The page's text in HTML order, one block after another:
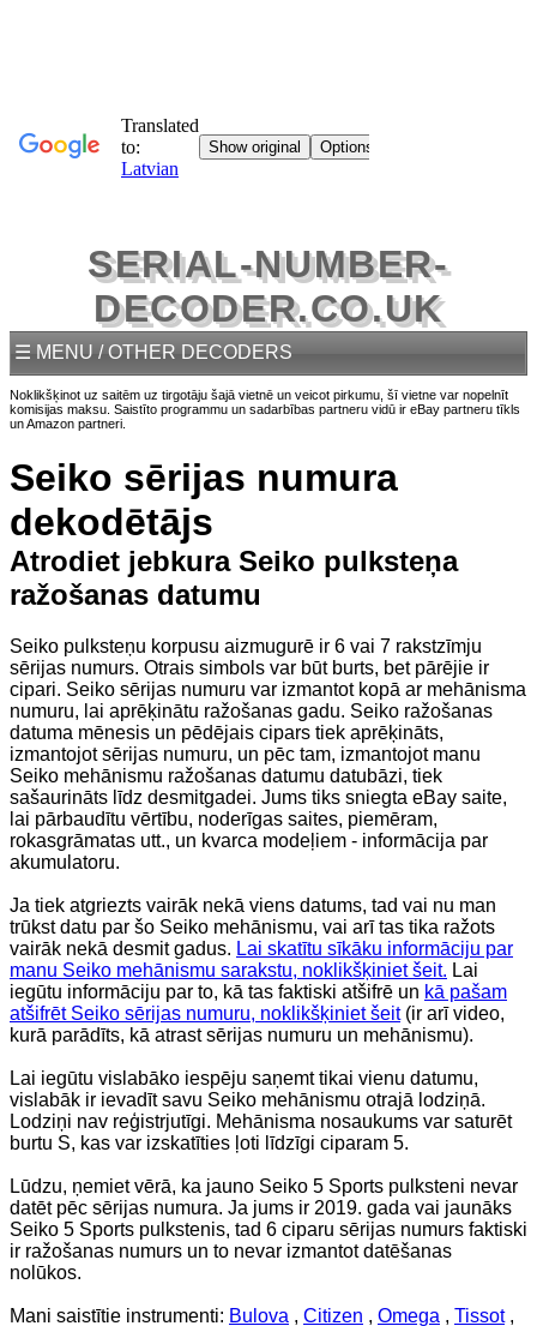
SERIAL-NUMBER-
DECODER.CO.UK
☰ MENU / OTHER DECODERS
Noklikšķinot uz saitēm uz tirgotāju šajā vietnē un veicot pirkumu, šī vietne var nopelnīt
komisijas maksu. Saistīto programmu un sadarbības partneru vidū ir eBay partneru tīkls
un Amazon partneri.
Seiko sērijas numura
dekodētājs
Atrodiet jebkura Seiko pulksteņa
ražošanas datumu
Seiko pulksteņu korpusu aizmugurē ir 6 vai 7 rakstzīmju
sērijas numurs. Otrais simbols var būt burts, bet pārējie ir
cipari. Seiko sērijas numuru var izmantot kopā ar mehānisma
numuru, lai aprēķinātu ražošanas gadu. Seiko ražošanas
datuma mēnesis un pēdējais cipars tiek aprēķināts,
izmantojot sērijas numuru, un pēc tam, izmantojot manu
Seiko mehānismu ražošanas datumu datubāzi, tiek
sašaurināts līdz desmitgadei. Jums tiks sniegta eBay saite,
lai pārbaudītu vērtību, noderīgas saites, piemēram,
rokasgrāmatas utt., un kvarca modeļiem - informācija par
akumulatoru.
Ja tiek atgriezts vairāk nekā viens datums, tad vai nu man
trūkst datu par šo Seiko mehānismu, vai arī tas tika ražots
vairāk nekā desmit gadus. Lai skatītu sīkāku informāciju par
manu Seiko mehānismu sarakstu, noklikšķiniet šeit. Lai
iegūtu informāciju par to, kā tas faktiski atšifrē un kā pašam
atšifrēt Seiko sērijas numuru, noklikšķiniet šeit(ir arī video,
kurā parādīts, kā atrast sērijas numuru un mehānismu).
Lai iegūtu vislabāko iespēju saņemt tikai vienu datumu,
vislabāk ir ievadīt savu Seiko mehānismu otrajā lodziņā.
Lodziņi nav reģistrjutīgi. Mehānisma nosaukums var saturēt
burtu S, kas var izskatīties ļoti līdzīgi ciparam 5.
Lūdzu, ņemiet vērā, ka jauno Seiko 5 Sports pulksteni nevar
datēt pēc sērijas numura. Ja jums ir 2019. gada vai jaunāks
Seiko 5 Sports pulkstenis, tad 6 ciparu sērijas numurs faktiski
ir ražošanas numurs un to nevar izmantot datēšanas
nolūkos.
Mani saistītie instrumenti: Bulova , Citizen , Omega , Tissot,